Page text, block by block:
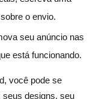
o envio.
seu anúncio nas
está funcionando.
você pode se
seus designs, seu